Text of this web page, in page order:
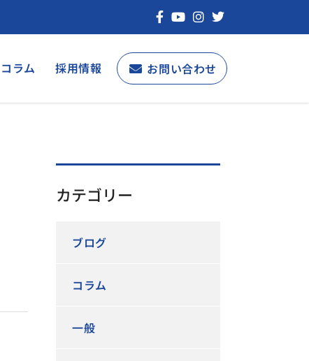
コラム 採用情報 お問い合わせ
カテゴリー
ブログ
コラム
一般